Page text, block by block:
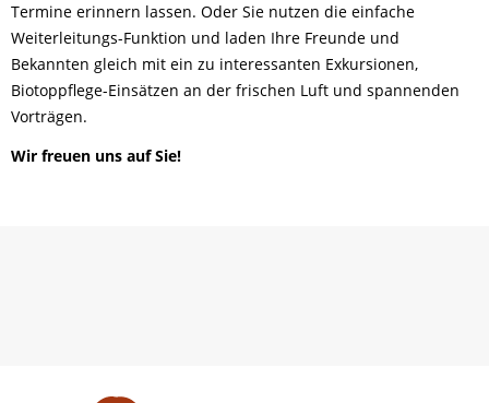
Termine erinnern lassen. Oder Sie nutzen die einfache
Weiterleitungs-Funktion und laden Ihre Freunde und
Bekannten gleich mit ein zu interessanten Exkursionen,
Biotoppflege-Einsätzen an der frischen Luft und spannenden
Vorträgen.
Wir freuen uns auf Sie!